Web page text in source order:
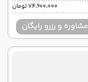
۷۴٬۶۰۰٬۰۰۰ تومان
مشاوره و رزرو رایگان